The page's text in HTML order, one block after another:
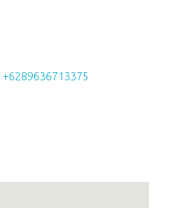
+6289636713375